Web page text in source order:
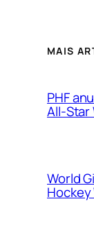
MAIS
PHF
All-Star
World